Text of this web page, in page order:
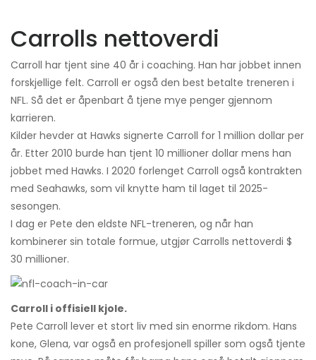
Carrolls nettoverdi
Carroll har tjent sine 40 år i coaching. Han har jobbet innen
forskjellige felt. Carroll er også den best betalte treneren i
NFL. Så det er åpenbart å tjene mye penger gjennom
karrieren.
Kilder hevder at Hawks signerte Carroll for 1 million dollar per
år. Etter 2010 burde han tjent 10 millioner dollar mens han
jobbet med Hawks. I 2020 forlenget Carroll også kontrakten
med Seahawks, som vil knytte ham til laget til 2025-
sesongen.
I dag er Pete den eldste NFL-treneren, og når han
kombinerer sin totale formue, utgjør Carrolls nettoverdi $
30 millioner.
Carroll i offisiell kjole.
Pete Carroll lever et stort liv med sin enorme rikdom. Hans
kone, Glena, var også en profesjonell spiller som også tjente